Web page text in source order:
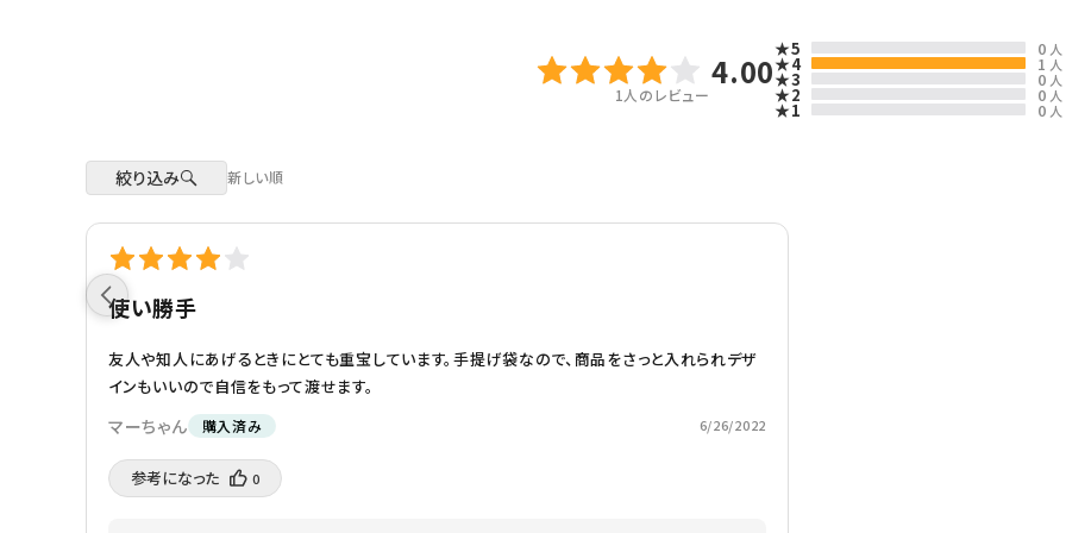
4.00
1 人のレビュー
★5 0 人
★4 1 人
★3 0 人
★2 0 人
★1 0 人
絞り込み 新しい順
使い勝手
友人や知人にあげるときにとても重宝しています。手提げ袋なので、商品をさっと入れられデザ
インもいいので自信をもって渡せます。
マーちゃん 購入済み 6/26/2022
参考になった️ 0